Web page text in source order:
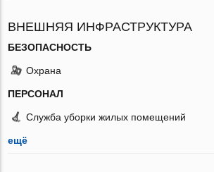
ВНЕШНЯЯ ИНФРАСТРУКТУРА
БЕЗОПАСНОСТЬ
Охрана
ПЕРСОНАЛ
Служба уборки жилых помещений
ещё